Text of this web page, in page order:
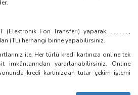
(Elektronik Fon Transferi) yaparak, ............,
(TL) herhangi birine yapabilirsiniz.
ile, Her türlü kredi kartınıza online tek
yararlanabilirsiniz. Online
kredi kartınızdan tutar çekim işlemi